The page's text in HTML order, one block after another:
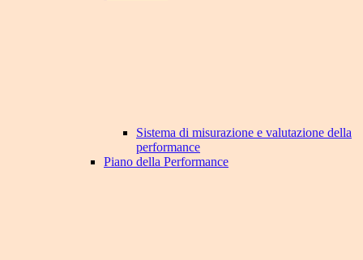
Sistema di misurazione e valutazione della
performance
Piano della Performance